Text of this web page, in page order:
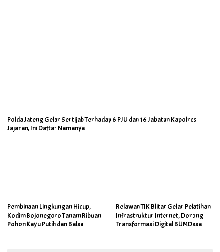
Polda Jateng Gelar Sertijab Terhadap 6 PJU dan 16 Jabatan Kapolres
Jajaran, Ini Daftar Namanya
Pembinaan Lingkungan Hidup,
Kodim Bojonegoro Tanam Ribuan
Pohon Kayu Putih dan Balsa
Relawan TIK Blitar Gelar Pelatihan
Infrastruktur Internet, Dorong
Transformasi Digital BUMDesa